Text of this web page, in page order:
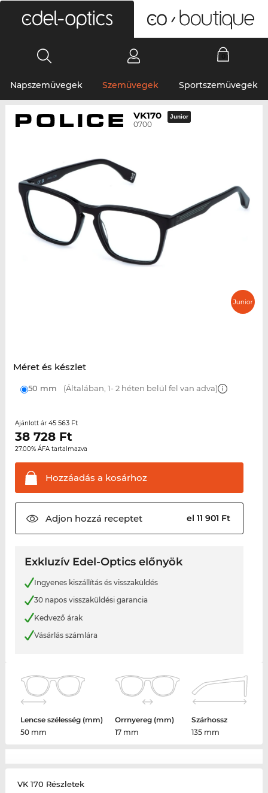
Napszemüvegek Szemüvegek Sportszemüvegek
VK170
0700
Junior
Méret és készlet
50 mm (Általában, 1- 2 héten belül fel van adva)
Ajánlott ár 45 563 Ft
38 728Ft
27.00% ÁFA tartalmazva
Hozzáadás a kosárhoz
Adjon hozzá receptet el 11 901 Ft
Exkluzív Edel-Optics előnyök
Ingyenes kiszállítás és visszaküldés
30 napos visszaküldési garancia
Kedvező árak
Vásárlás számlára
Lencse szélesség (mm)
50 mm
Orrnyereg (mm)
17 mm
Szárhossz
135 mm
VK 170 Részletek